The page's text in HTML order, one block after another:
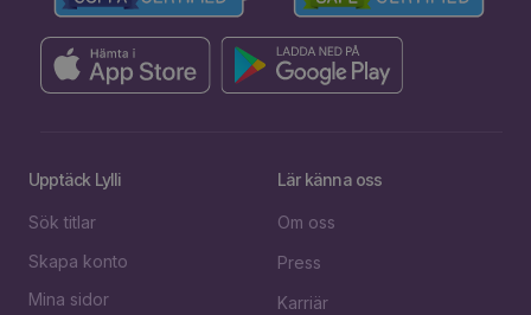
Upptäck Lylli
Sök titlar
Skapa konto
Mina sidor
Lär känna oss
Om oss
Press
Karriär